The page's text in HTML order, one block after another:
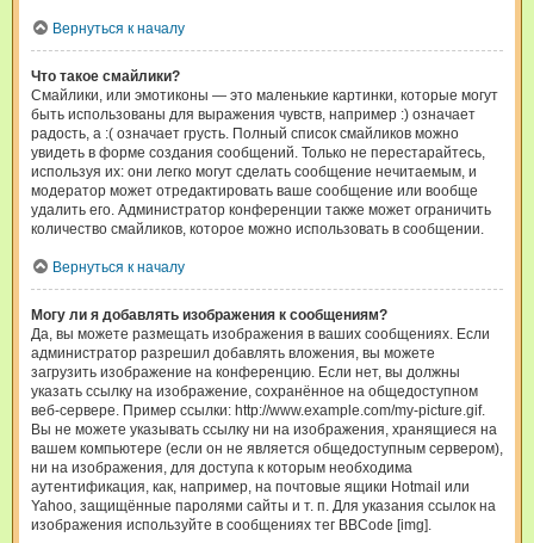
Вернуться к началу
Что такое смайлики?
Смайлики, или эмотиконы — это маленькие картинки, которые могут
быть использованы для выражения чувств, например :) означает
радость, а :( означает грусть. Полный список смайликов можно
увидеть в форме создания сообщений. Только не перестарайтесь,
используя их: они легко могут сделать сообщение нечитаемым, и
модератор может отредактировать ваше сообщение или вообще
удалить его. Администратор конференции также может ограничить
количество смайликов, которое можно использовать в сообщении.
Вернуться к началу
Могу ли я добавлять изображения к сообщениям?
Да, вы можете размещать изображения в ваших сообщениях. Если
администратор разрешил добавлять вложения, вы можете
загрузить изображение на конференцию. Если нет, вы должны
указать ссылку на изображение, сохранённое на общедоступном
веб-сервере. Пример ссылки: http://www.example.com/my-picture.gif.
Вы не можете указывать ссылку ни на изображения, хранящиеся на
вашем компьютере (если он не является общедоступным сервером),
ни на изображения, для доступа к которым необходима
аутентификация, как, например, на почтовые ящики Hotmail или
Yahoo, защищённые паролями сайты и т. п. Для указания ссылок на
изображения используйте в сообщениях тег BBCode [img].